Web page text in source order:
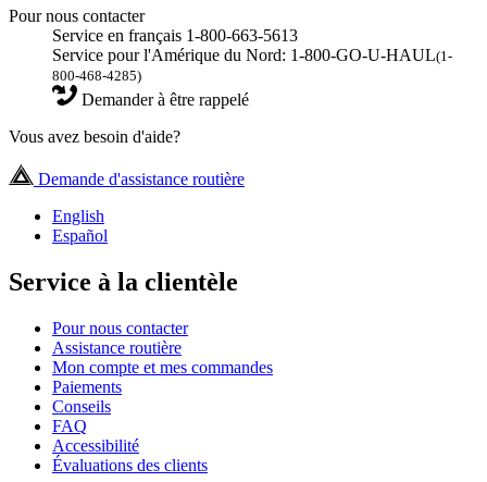
Pour nous contacter
Service en français 1-800-663-5613
Service pour l'Amérique du Nord: 1-800-GO-U-HAUL(1-
800-468-4285)
Demander à être rappelé
Vous avez besoin d'aide?
Demande d'assistance routière
English
Español
Service à la clientèle
Pour nous contacter
Assistance routière
Mon compte et mes commandes
Paiements
Conseils
FAQ
Accessibilité
Évaluations des clients